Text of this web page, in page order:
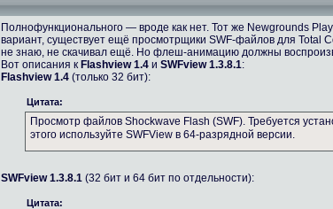
Полнофункционального — вроде как нет. Тот же Newgrounds
вариант, существует ещё просмотрщики SWF-файлов для
не знаю, не скачивал ещё. Но флеш-анимацию должны
Вот описания к Flashview 1.4 и SWFview 1.3.8.1:
Flashview 1.4 (только 32 бит):
Цитата:
Просмотр файлов Shockwave Flash (SWF). Требуется
этого используйте SWFView в 64-разрядной версии.
SWFview 1.3.8.1 (32 бит и 64 бит по отдельности):
Цитата: